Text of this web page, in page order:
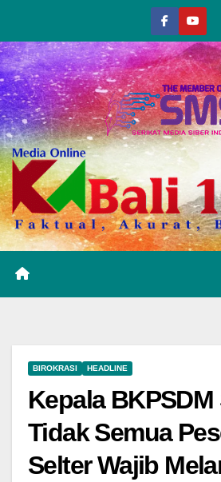
BIROKRASI HEADLINE
Kepala
Tidak Semua
Selter Wajib